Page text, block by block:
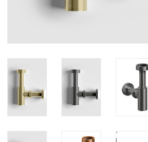
Accessoires de salle de bain